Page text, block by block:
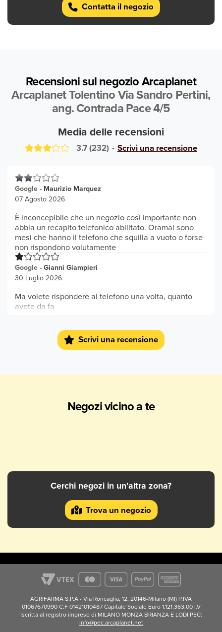
Contatta il negozio
Recensioni sul negozio Arcaplanet
Arcaplanet Tolentino Via Sandro Pertini,
ang. Contrada Pace 4/5
Media delle recensioni
3.7(232) - Scrivi una recensione
Google - Maurizio Marquez
07 Agosto 2026
È inconcepibile che un negozio così importante non
abbia un recapito telefonico abilitato. Oramai sono
mesi che hanno il telefono che squilla a vuoto o forse
non rispondono volutamente
Google - Gianni Giampieri
30 Luglio 2026
Ma volete rispondere al telefono una volta, quanto
avete da fa
10 Luglio 2026
Google -antonina mangialomini
Prezzi buoni ottimo personale
Elena
Personale gentilissimo, tantissime scelte e offerte per
03 Novembre 2025
Molto rifornito, ottime possibilità di trovare un
parcheggio e prossimamente si potrà raggiungere
una fermata aggiuntiva cd Tolentino Campus
Riccardo Marcozzi
Scrivi una recensione
Negozi vicino a te
Cerchi negozi in un'altra zona?
Trova un negozio
AGRIFARMA S.P.A - Via Roncaglia, 12, 20146-Milano (MI) P.IVA
01067670990 C.F 01421010487 Capitale Sociale Euro 1.121.363,00 I.V
Iscritta al registro imprese di MILANO MONZA BRIANZA E LODI PEC:
info@pec.arcaplanet.net